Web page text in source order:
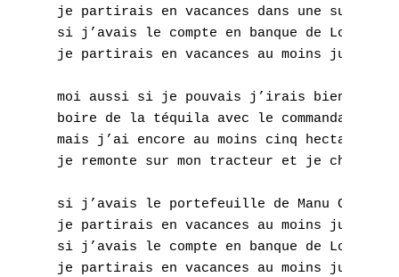
je partirais en vacances dans une superbe
si j’avais le compte en banque de Louise
je partirais en vacances au moins jusqu’à
moi aussi si je pouvais j’irais bien
boire de la téquila avec le commandant
mais j’ai encore au moins cinq hectares à
je remonte sur mon tracteur et je chante
si j’avais le portefeuille de Manu Chao
je partirais en vacances au moins jusqu’au
si j’avais le compte en banque de Louise
je partirais en vacances au moins jusqu’à
M
N
O
P
R
S